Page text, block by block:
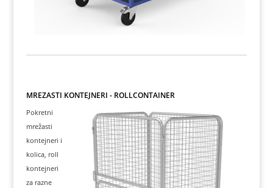
MREŽASTI KONTEJNERI - ROLLCONTAINER
Pokretni
mrežasti
kontejneri i
kolica, roll
kontejneri
za razne